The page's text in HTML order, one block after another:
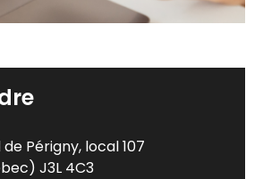
de Périgny, local 107
J3L 4C3